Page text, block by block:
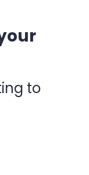
to